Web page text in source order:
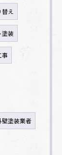
え
塗装
事
壁塗装業者